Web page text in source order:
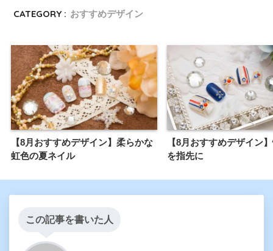
CATEGORY : おすすめデザイン
【8月おすすめデザイン】柔らかな
虹色の夏ネイル
【8月おすすめデザイン
を指先に
この記事を書いた人